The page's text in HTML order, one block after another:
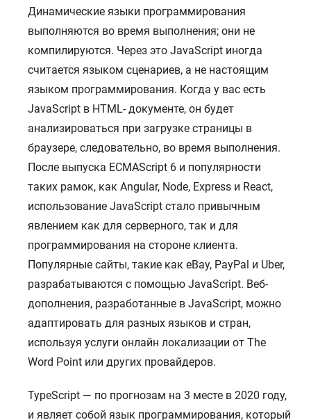
Динамические языки программирования
выполняются во время выполнения; они не
компилируются. Через это JavaScript иногда
считается языком сценариев, а не настоящим
языком программирования. Когда у вас есть
JavaScript в HTML- документе, он будет
анализироваться при загрузке страницы в
браузере, следовательно, во время выполнения.
После выпуска ECMAScript 6 и популярности
таких рамок, как Angular, Node, Express и React,
использование JavaScript стало привычным
явлением как для серверного, так и для
программирования на стороне клиента.
Популярные сайты, такие как eBay, PayPal и Uber,
разрабатываются с помощью JavaScript. Веб-
дополнения, разработанные в JavaScript, можно
адаптировать для разных языков и стран,
используя услуги онлайн локализации от The
Word Point или других провайдеров.
TypeScript — по прогнозам на 3 месте в 2020 году,
и являет собой язык программирования, который